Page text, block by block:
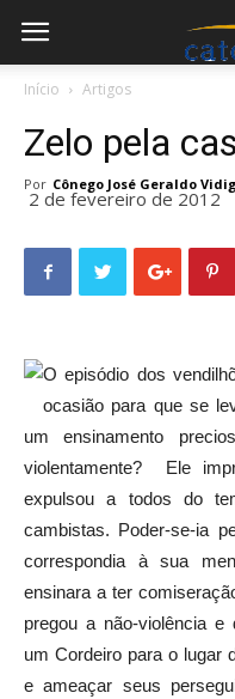
Início Artigos
Zelo pela
Por Cônego José Geraldo
2 de fevereiro de 2012
O episódio dos
ocasião para que se
um ensinamento
violentamente? Ele
expulsou a todos do
cambistas. Poder-se-ia
correspondia à sua
ensinara a ter
pregou a não-violência
um Cordeiro para o lugar
e ameaçar seus